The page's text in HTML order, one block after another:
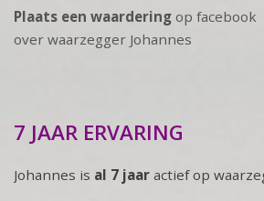
Plaats een waardering op facebook
over waarzegger Johannes
7 JAAR ERVARING
Johannes is al 7 jaar actief op